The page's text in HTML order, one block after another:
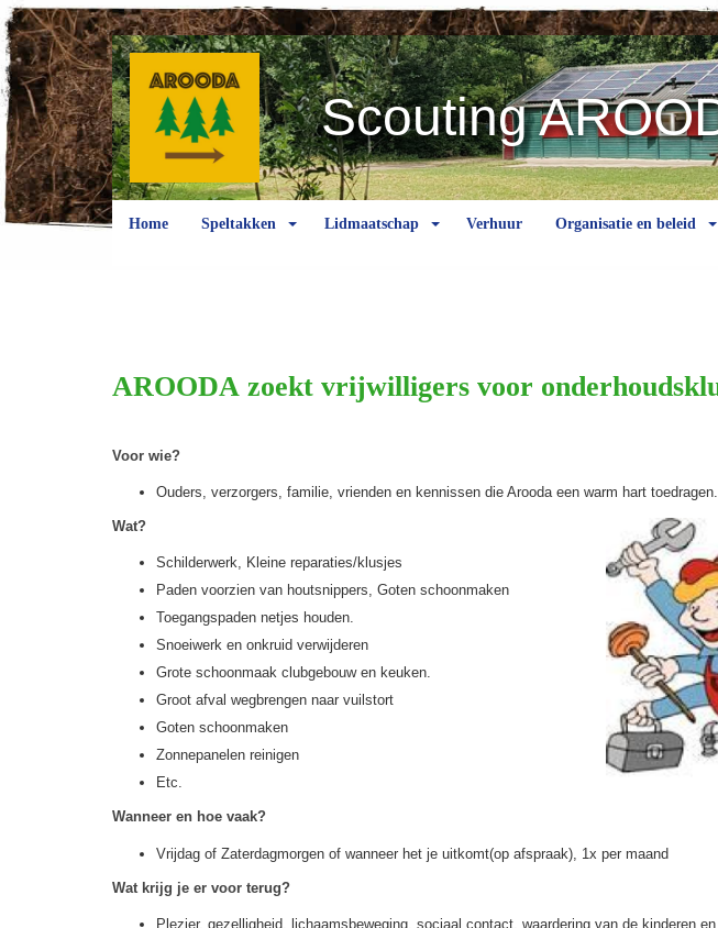
Scouting
Home Speltakken Lidmaatschap Verhuur Organisatie en beleid
AROODA zoekt vrijwilligers voor
Voor wie?
Ouders, verzorgers, familie, vrienden en kennissen die Arooda een warm hart toedragen.
Wat?
Schilderwerk, Kleine reparaties/klusjes
Paden voorzien van houtsnippers, Goten schoonmaken
Toegangspaden netjes houden.
Snoeiwerk en onkruid verwijderen
Grote schoonmaak clubgebouw en keuken.
Groot afval wegbrengen naar vuilstort
Goten schoonmaken
Zonnepanelen reinigen
Etc.
Wanneer en hoe vaak?
Vrijdag of Zaterdagmorgen of wanneer het je uitkomt(op afspraak), 1x per maand
Wat krijg je er voor terug?
Plezier, gezelligheid, lichaamsbeweging, sociaal contact, waardering van de kinderen